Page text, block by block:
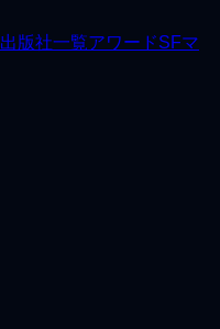
出版社一覧アワードSFマ